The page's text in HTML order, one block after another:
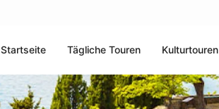
Startseite Tägliche Touren Kulturtouren